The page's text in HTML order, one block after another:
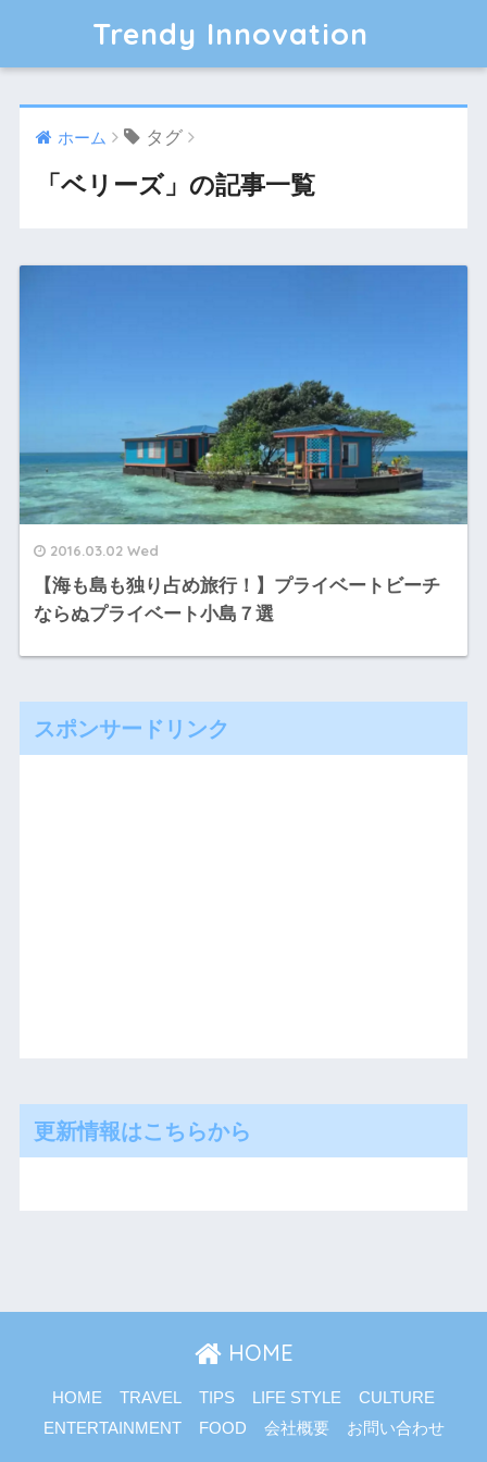
Trendy Innovation
ホーム タグ
「ベリーズ」の記事一覧
2016.03.02 Wed
【海も島も独り占め旅行！】プライベートビーチ
ならぬプライベート小島７選
スポンサードリンク
更新情報はこちらから
HOME
HOME TRAVEL TIPS LIFE STYLE
CULTURE
ENTERTAINMENT
FOOD 会社概要 お問い合わせ